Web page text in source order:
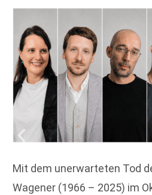
Mit dem unerwarteten Tod
Wagener (1966 – 2025) im